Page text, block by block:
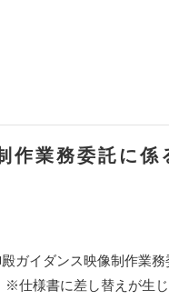
作業務委託に
殿ガイダンス映像制作業
※仕様書に差し替えが生